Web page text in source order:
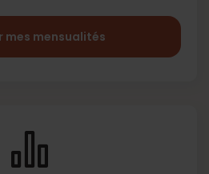
mes mensualités